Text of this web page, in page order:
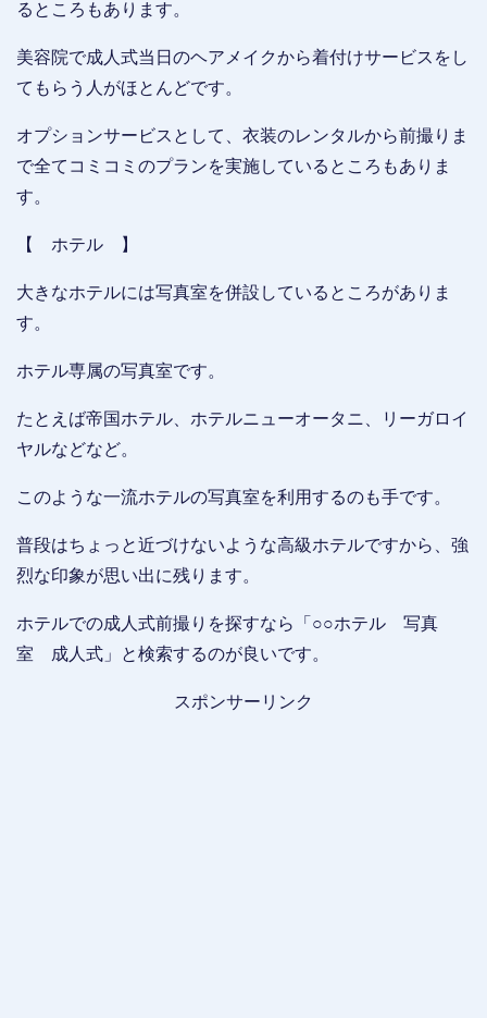
るところもあります。
美容院で成人式当日のヘアメイクから着付けサービスをし
てもらう人がほとんどです。
オプションサービスとして、衣装のレンタルから前撮りま
で全てコミコミのプランを実施しているところもありま
す。
【 ホテル 】
大きなホテルには写真室を併設しているところがありま
す。
ホテル専属の写真室です。
たとえば帝国ホテル、ホテルニューオータニ、リーガロイ
ヤルなどなど。
このような一流ホテルの写真室を利用するのも手です。
普段はちょっと近づけないような高級ホテルですから、強
烈な印象が思い出に残ります。
ホテルでの成人式前撮りを探すなら「○○ホテル 写真
室 成人式」と検索するのが良いです。
スポンサーリンク